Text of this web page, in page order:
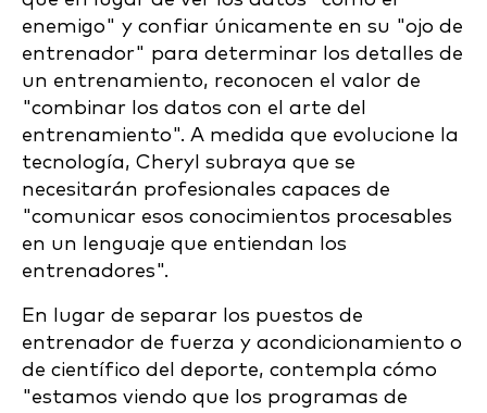
enemigo" y confiar únicamente en su "ojo de
entrenador" para determinar los detalles de
un entrenamiento, reconocen el valor de
"combinar los datos con el arte del
entrenamiento". A medida que evolucione la
tecnología, Cheryl subraya que se
necesitarán profesionales capaces de
"comunicar esos conocimientos procesables
en un lenguaje que entiendan los
entrenadores".
En lugar de separar los puestos de
entrenador de fuerza y acondicionamiento o
de científico del deporte, contempla cómo
"estamos viendo que los programas de